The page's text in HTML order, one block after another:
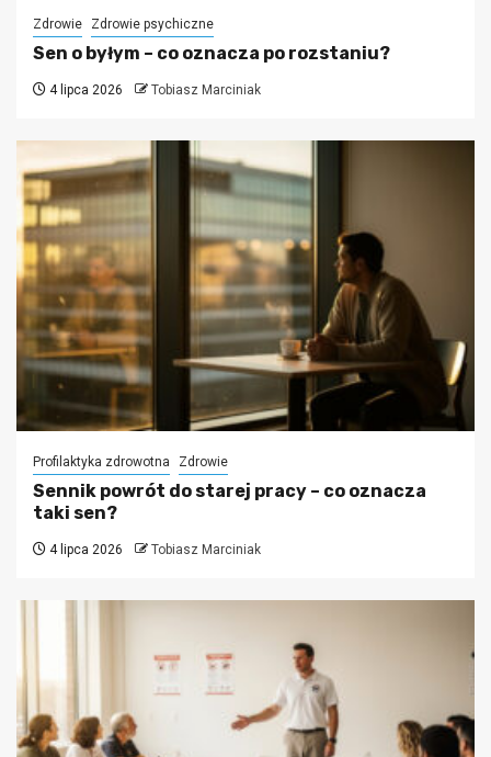
Zdrowie Zdrowie psychiczne
Sen o byłym – co oznacza po rozstaniu?
4 lipca 2026 Tobiasz Marciniak
Profilaktyka zdrowotna Zdrowie
Sennik powrót do starej pracy – co oznacza
taki sen?
4 lipca 2026 Tobiasz Marciniak